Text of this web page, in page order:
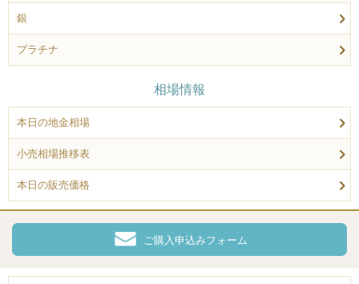
銀
プラチナ
相場情報
本日の地金相場
小売相場推移表
本日の販売価格
ご購入申込みフォーム